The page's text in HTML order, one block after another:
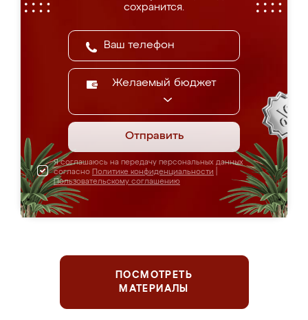
сохранится.
Желаемый бюджет
Отправить
Я соглашаюсь на передачу персональных данных
согласно Политике конфиденциальности
Пользовательскому соглашению
ПОСМОТРЕТЬ
МАТЕРИАЛЫ